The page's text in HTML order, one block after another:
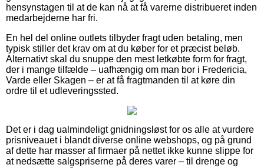
hensynstagen til at de kan nå at få varerne distribueret inden
medarbejderne har fri.
En hel del online outlets tilbyder fragt uden betaling, men
typisk stiller det krav om at du køber for et præcist beløb.
Alternativt skal du snuppe den mest letkøbte form for fragt,
der i mange tilfælde – uafhængig om man bor i Fredericia,
Varde eller Skagen – er at få fragtmanden til at køre din
ordre til et udleveringssted.
Det er i dag ualmindeligt gnidningsløst for os alle at vurdere
prisniveauet i blandt diverse online webshops, og på grund
af dette har masser af firmaer på nettet ikke kunne slippe for
at nedsætte salgspriserne på deres varer – til drenge og